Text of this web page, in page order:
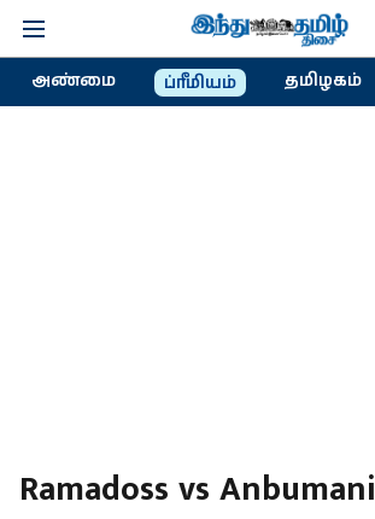
அண்மை ப்ரீமியம் தமிழகம்
Ramadoss vs Anbumani